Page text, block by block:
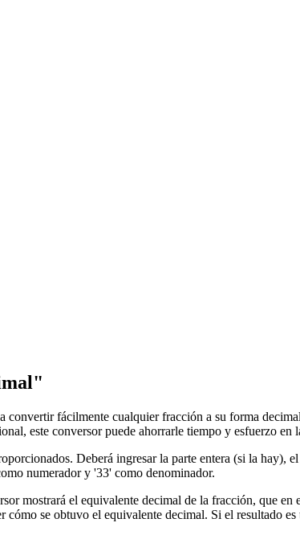
fácilmente cualquier fracción a su forma
este conversor puede ahorrarle tiempo y esfuerzo en
Deberá ingresar la parte entera (si la hay),
numerador y '33' como denominador.
mostrará el equivalente decimal de la fracción, que en
se obtuvo el equivalente decimal. Si el resultado